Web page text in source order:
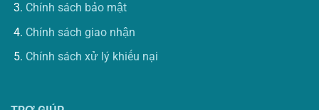
Chính sách bảo mật
Chính sách giao nhận
Chính sách xử lý khiếu nại